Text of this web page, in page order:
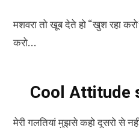
मशवरा तो खूब देते हो “खुश रहा
करो…
Cool Attitude
मेरी गलतियां मुझसे कहो दूसरो से